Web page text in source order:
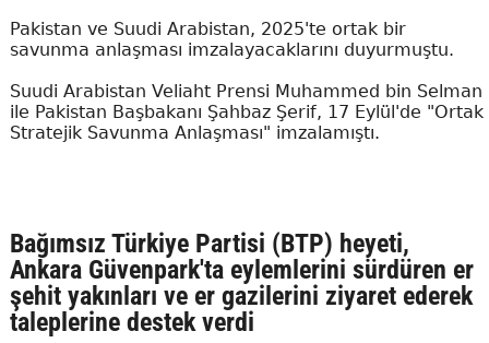
Pakistan ve Suudi Arabistan, 2025'te ortak bir
savunma anlaşması imzalayacaklarını duyurmuştu.
Suudi Arabistan Veliaht Prensi Muhammed bin Selman
ile Pakistan Başbakanı Şahbaz Şerif, 17 Eylül'de "Ortak
Stratejik Savunma Anlaşması" imzalamıştı.
Bağımsız Türkiye Partisi (BTP) heyeti,
Ankara Güvenpark'ta eylemlerini sürdüren er
şehit yakınları ve er gazilerini ziyaret ederek
taleplerine destek verdi